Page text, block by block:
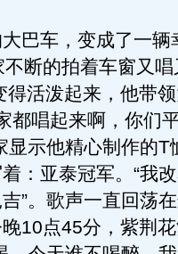
车，变成了一辆
断的拍着车窗又
活泼起来，他带
都唱起来啊，你们
显示他精心制作的T
：亚泰冠军。“我
”。歌声一直回荡
10点45分，紫荆